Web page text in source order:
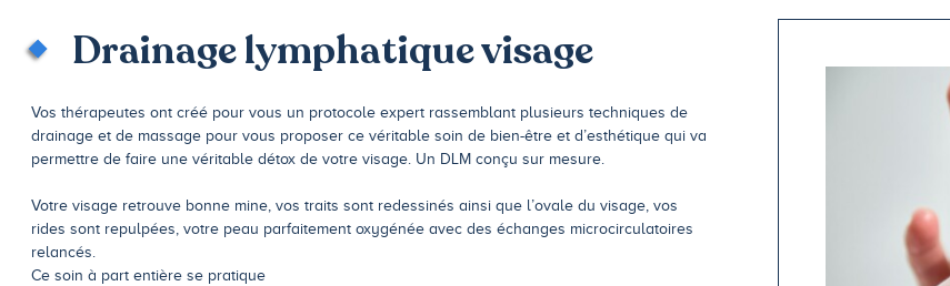
Drainage lymphatique visage
Vos thérapeutes ont créé pour vous un protocole expert rassemblant plusieurs techniques de
drainage et de massage pour vous proposer ce véritable soin de bien-être et d’esthétique qui va
permettre de faire une véritable détox de votre visage. Un DLM conçu sur mesure.
Votre visage retrouve bonne mine, vos traits sont redessinés ainsi que l’ovale du visage, vos
rides sont repulpées, votre peau parfaitement oxygénée avec des échanges microcirculatoires
relancés.
Ce soin à part entière se pratique